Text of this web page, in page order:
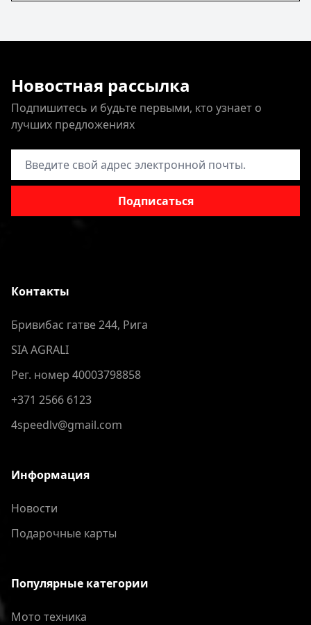
Новостная рассылка
Подпишитесь и будьте первыми, кто узнает о
лучших предложениях
Адрес электронной почты
Подписаться
Контакты
Бривибас гатве 244, Рига
SIA AGRALI
Рег. номер 40003798858
+371 2566 6123
4speedlv@gmail.com
Информация
Новости
Подарочные карты
Популярные категории
Мото техника